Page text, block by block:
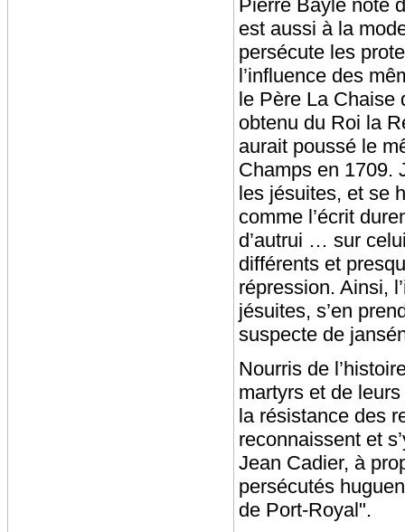
Pierre Bayle note
est aussi à la
persécute les
l’influence des
le Père La Chaise
obtenu du Roi la
aurait poussé le
Champs en 1709.
les jésuites, et se
comme l’écrit
d’autrui … sur
différents et
répression. Ainsi,
jésuites, s’en
suspecte de
Nourris de
martyrs et de
la résistance des
reconnaissent et
Jean Cadier, à
persécutés
de Port-Royal".